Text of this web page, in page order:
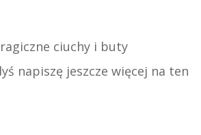
ciuchy i buty
napiszę jeszcze więcej na ten